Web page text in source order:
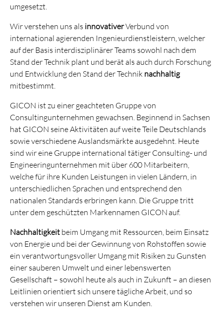
umgesetzt.
Wir verstehen uns als innovativerVerbund von
international agierenden Ingenieurdienstleistern, welcher
auf der Basis interdisziplinärer Teams sowohl nach dem
Stand der Technik plant und berät als auch durch Forschung
und Entwicklung den Stand der Technik nachhaltig
mitbestimmt.
GICON ist zu einer geachteten Gruppe von
Consultingunternehmen gewachsen. Beginnend in Sachsen
hat GICON seine Aktivitäten auf weite Teile Deutschlands
sowie verschiedene Auslandsmärkte ausgedehnt. Heute
sind wir eine Gruppe international tätiger Consulting- und
Engineeringunternehmen mit über 600 Mitarbeitern,
welche für ihre Kunden Leistungen in vielen Ländern, in
unterschiedlichen Sprachen und entsprechend den
nationalen Standards erbringen kann. Die Gruppe tritt
unter dem geschützten Markennamen GICONauf.
Nachhaltigkeit beim Umgang mit Ressourcen, beim Einsatz
von Energie und bei der Gewinnung von Rohstoffen sowie
ein verantwortungsvoller Umgang mit Risiken zu Gunsten
einer sauberen Umwelt und einer lebenswerten
Gesellschaft – sowohl heute als auch in Zukunft – an diesen
Leitlinien orientiert sich unsere tägliche Arbeit, und so
verstehen wir unseren Dienst am Kunden.